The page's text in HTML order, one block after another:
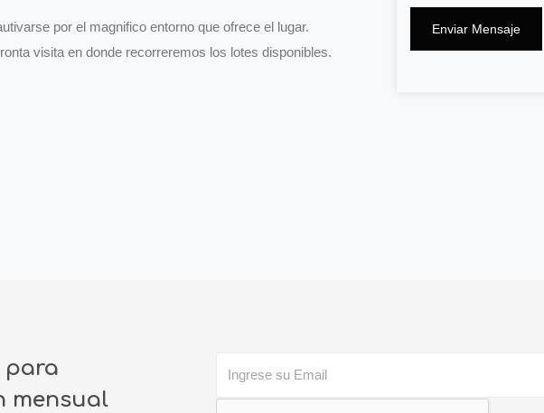
por el magnifico entorno que ofrece el lugar.
visita en donde recorreremos los lotes disponibles.
Enviar Mensaje
para
mensual